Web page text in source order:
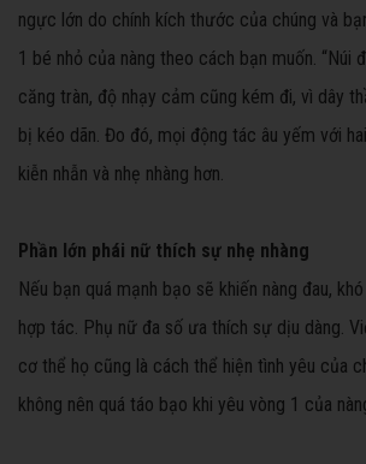
ngực lớn do chính kích thước của chúng và
1 bé nhỏ của nàng theo cách bạn muốn. “Núi
căng tràn, độ nhạy cảm cũng kém đi, vì dây
bị kéo dãn. Đo đó, mọi động tác âu yếm với
kiễn nhẫn và nhẹ nhàng hơn.
Phần lớn phái nữ thích sự nhẹ nhàng
Nếu bạn quá mạnh bạo sẽ khiến nàng đau,
hợp tác. Phụ nữ đa số ưa thích sự dịu dàng.
cơ thể họ cũng là cách thể hiện tình yêu của
không nên quá táo bạo khi yêu vòng 1 của